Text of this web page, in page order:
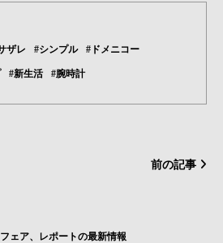
ザレ #シンプル #ドメニコー
#新生活 #腕時計
前の記事
ェア、レポートの最新情報